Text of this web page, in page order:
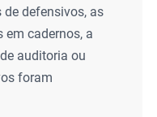
defensivos, as
em cadernos, a
auditoria ou
foram